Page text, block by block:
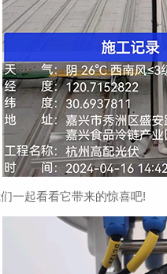
一起看看它带来的惊喜吧!